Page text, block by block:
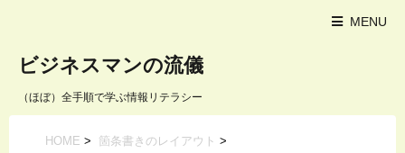
MENU
ビジネスマンの流儀
（ほぼ）全手順で学ぶ情報リテラシー
HOME > 箇条書きのレイアウト >